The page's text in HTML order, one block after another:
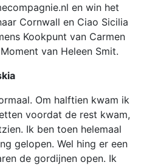
en win het
Cornwall en Ciao Sicilia
Kookpunt van Carmen
van Heleen Smit.
Om halftien kwam ik
voordat de rest kwam,
Ik ben toen helemaal
gelopen. Wel hing er een
de gordijnen open. Ik